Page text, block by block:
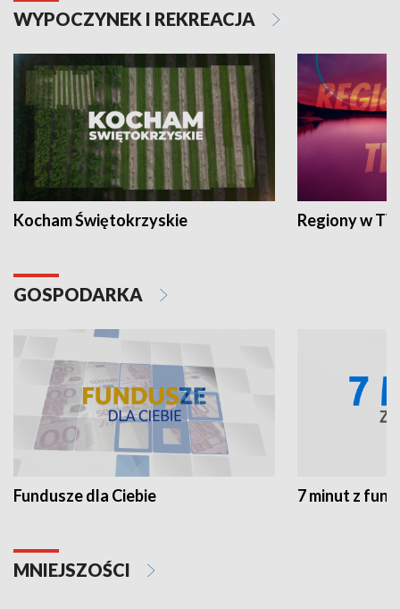
WYPOCZYNEK I REKREACJA
Kocham Świętokrzyskie Regiony w
GOSPODARKA
Fundusze dla Ciebie 7 minut z
MNIEJSZOŚCI